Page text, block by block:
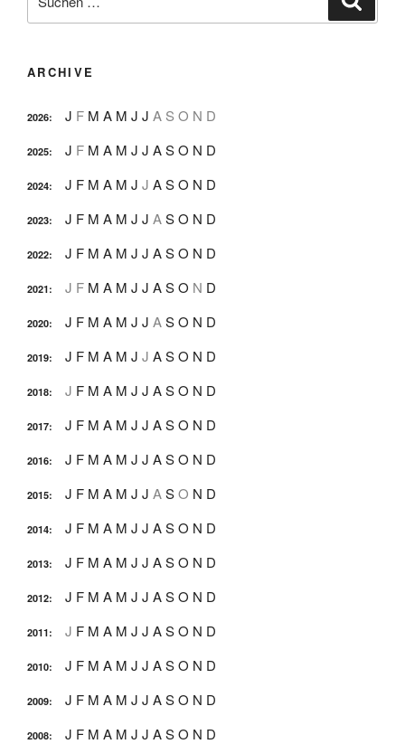
nach:
ARCHIVE
2026: J F M A M J J A S O N D
2025: J F M A M J J ASO N D
2024: J F M A M J J ASO N D
2023: J F M A M J J ASO N D
2022: J F M A M J J ASO N D
2021: J F M A M J J ASO N D
2020: J F M A M J J ASO N D
2019: J F M A M J J ASO N D
2018: J F M A M J J ASO N D
2017: J F M A M J J ASO N D
2016: J F M A M J J ASO N D
2015: J F M A M J J ASO N D
2014: J F M A M J J ASO N D
2013: J F M A M J J ASO N D
2012: J F M A M J J ASO N D
2011: J F M A M J J ASO N D
2010: J F M A M J J ASO N D
2009: J F M A M J J ASO N D
2008: J F M A M J J ASO N D